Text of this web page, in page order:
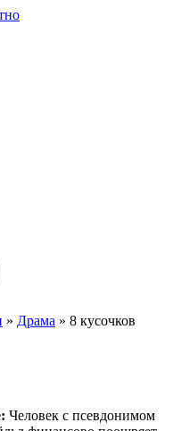
» Драма » 8 кусочков
Человек с псевдонимом